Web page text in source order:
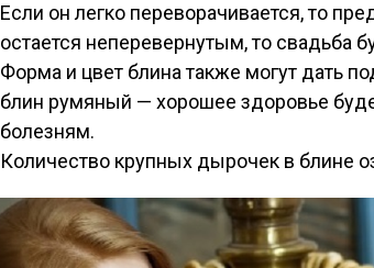
Если он легко переворачивается, то
остается неперевернутым, то свадьба
Форма и цвет блина также могут дать
блин румяный — хорошее здоровье
болезням.
Количество крупных дырочек в блине